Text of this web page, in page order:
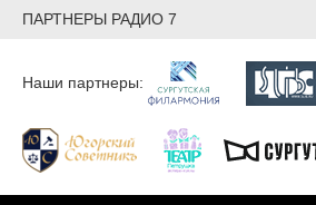
ПАРТНЕРЫ РАДИО 7
Наши партнеры: